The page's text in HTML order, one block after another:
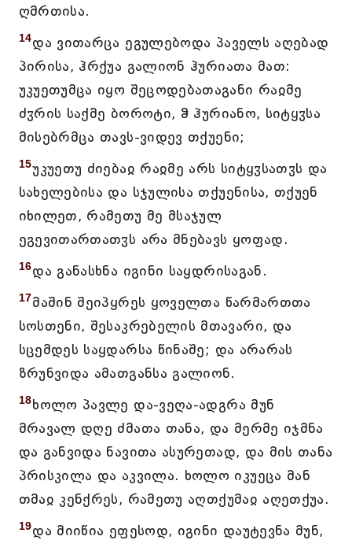
ღმრთისა.
14და ვითარცა ეგულებოდა პაველს აღებად
პირისა, ჰრქუა გალიონ ჰურიათა მათ:
უკუეთუმცა იყო შეცოდებათაგანი რაჲმე
ძჳრის საქმე ბოროტი, ჵ ჰურიანო, სიტყჳსა
მისებრმცა თავს-ვიდევ თქუენი;
15უკუეთუ ძიებაჲ რაჲმე არს სიტყჳსათჳს და
სახელებისა და სჯულისა თქუენისა, თქუენ
იხილეთ, რამეთუ მე მსაჯულ
ეგევითართათჳს არა მნებავს ყოფად.
16და განასხნა იგინი საყდრისაგან.
17მაშინ შეიპყრეს ყოველთა წარმართთა
სოსთენი, შესაკრებელის მთავარი, და
სცემდეს საყდარსა წინაშე; და არარას
ზრუნვიდა ამათგანსა გალიონ.
18ხოლო პავლე და-ვეღა-ადგრა მუნ
მრავალ დღე ძმათა თანა, და მერმე იჯმნა
და განვიდა ნავითა ასურეთად, და მის თანა
პრისკილა და აკვილა. ხოლო იკუეცა მან
თმაჲ კენქრეს, რამეთუ აღთქუმაჲ აღეთქუა.
19და მიიწია ეფესოდ, იგინი დაუტევნა მუნ,